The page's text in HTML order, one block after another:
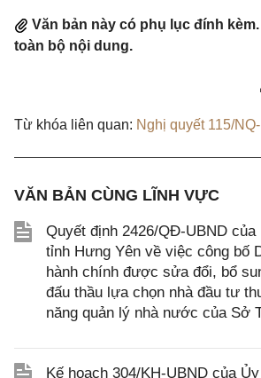
Văn bản này có phụ lục đính kèm.
toàn bộ nội dung.
Từ khóa liên quan: Nghị quyết 115/
VĂN BẢN CÙNG LĨNH VỰC
Quyết định 2426/QĐ-UBND của
tỉnh Hưng Yên về việc công bố
hành chính được sửa đổi, bổ
đấu thầu lựa chọn nhà đầu tư
năng quản lý nhà nước của Sở
Kế hoạch 304/KH-UBND của